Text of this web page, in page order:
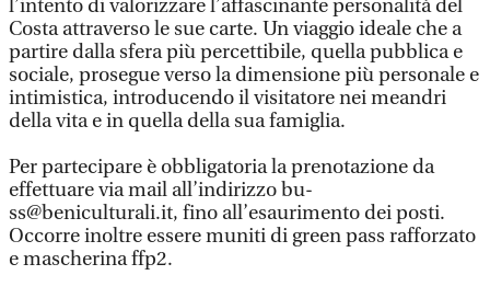
l’intento di valorizzare l’affascinante personalità del
Costa attraverso le sue carte. Un viaggio ideale che a
partire dalla sfera più percettibile, quella pubblica e
sociale, prosegue verso la dimensione più personale e
intimistica, introducendo il visitatore nei meandri
della vita e in quella della sua famiglia.
Per partecipare è obbligatoria la prenotazione da
effettuare via mail all’indirizzo bu-
ss@beniculturali.it, fino all’esaurimento dei posti.
Occorre inoltre essere muniti di green pass rafforzato
e mascherina ffp2.